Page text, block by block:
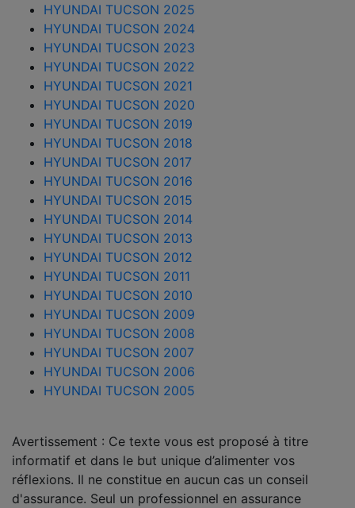
HYUNDAI TUCSON 2025
HYUNDAI TUCSON 2024
HYUNDAI TUCSON 2023
HYUNDAI TUCSON 2022
HYUNDAI TUCSON 2021
HYUNDAI TUCSON 2020
HYUNDAI TUCSON 2019
HYUNDAI TUCSON 2018
HYUNDAI TUCSON 2017
HYUNDAI TUCSON 2016
HYUNDAI TUCSON 2015
HYUNDAI TUCSON 2014
HYUNDAI TUCSON 2013
HYUNDAI TUCSON 2012
HYUNDAI TUCSON 2011
HYUNDAI TUCSON 2010
HYUNDAI TUCSON 2009
HYUNDAI TUCSON 2008
HYUNDAI TUCSON 2007
HYUNDAI TUCSON 2006
HYUNDAI TUCSON 2005
Avertissement : Ce texte vous est proposé à titre
informatif et dans le but unique d’alimenter vos
réflexions. Il ne constitue en aucun cas un conseil
d'assurance. Seul un professionnel en assurance